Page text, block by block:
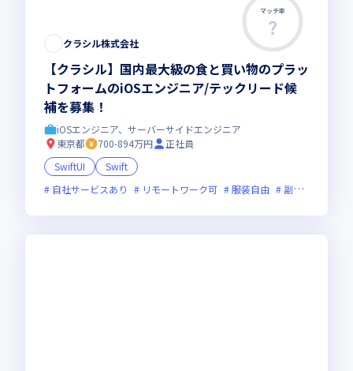
マッチ率
クラシル株式会社
【クラシル】国内最大級の食と買い物のプラッ
トフォームのiOSエンジニア/テックリード候
補を募集！
iOSエンジニア、サーバーサイドエンジニア
東京都
700-894万円
正社員
SwiftUI
Swift
自社サービスあり
リモートワーク可 服装自由 副業可